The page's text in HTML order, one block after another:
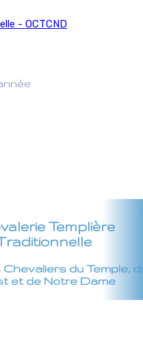
Templière
du Temple,
et de Notre Dame